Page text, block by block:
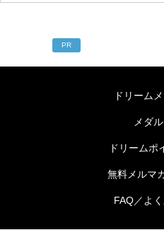
PR
ドリーム
メダ
ドリームポ
無料メルマ
FAQ／よ